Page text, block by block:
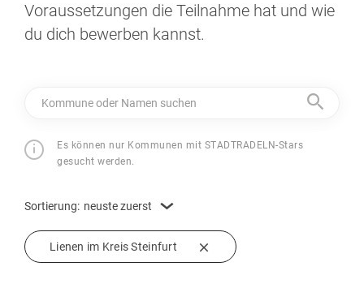
Voraussetzungen die Teilnahme hat und wie
du dich bewerben kannst.
Kommune oder Namen suchen
Es können nur Kommunen mit STADTRADELN-Stars
gesucht werden.
Lienen im Kreis Steinfurt
Sortierung: neuste zuerst